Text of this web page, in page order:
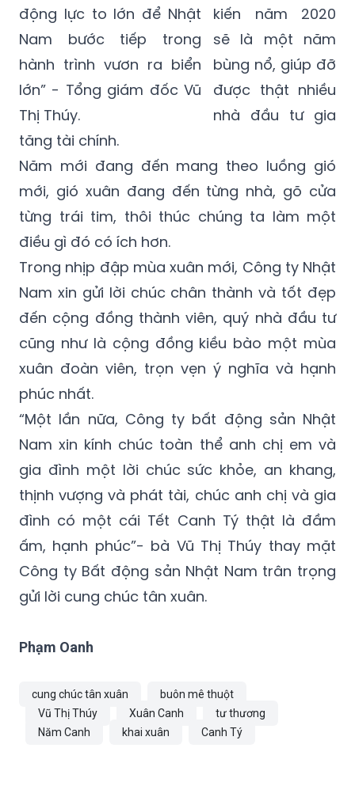
động lực to lớn để Nhật
Nam bước tiếp trong
hành trình vươn ra biển
lớn” - Tổng giám đốc Vũ
Thị Thúy.
kiến năm 2020
sẽ là một năm
bùng nổ, giúp đỡ
được thật nhiều
nhà đầu tư gia
tăng tài chính.
Năm mới đang đến mang theo luồng gió
mới, gió xuân đang đến từng nhà, gõ cửa
từng trái tim, thôi thúc chúng ta làm một
điều gì đó có ích hơn.
Trong nhịp đập mùa xuân mới, Công ty Nhật
Nam xin gửi lời chúc chân thành và tốt đẹp
đến cộng đồng thành viên, quý nhà đầu tư
cũng như là cộng đồng kiều bào một mùa
xuân đoàn viên, trọn vẹn ý nghĩa và hạnh
phúc nhất.
“Một lần nữa, Công ty bất động sản Nhật
Nam xin kính chúc toàn thể anh chị em và
gia đình một lời chúc sức khỏe, an khang,
thịnh vượng và phát tài, chúc anh chị và gia
đình có một cái Tết Canh Tý thật là đầm
ấm, hạnh phúc”- bà Vũ Thị Thúy thay mặt
Công ty Bất động sản Nhật Nam trân trọng
gửi lời cung chúc tân xuân.
Phạm Oanh
cung chúc tân xuân
buôn mê thuột
Vũ Thị Thúy
Xuân Canh
tư thương
Năm Canh
khai xuân Canh Tý